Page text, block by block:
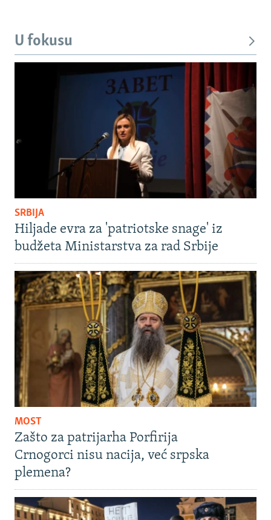
U fokusu
SRBIJA
Hiljade evra za 'patriotske snage' iz
budžeta Ministarstva za rad Srbije
MOST
Zašto za patrijarha Porfirija
Crnogorci nisu nacija, već srpska
plemena?